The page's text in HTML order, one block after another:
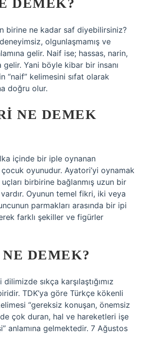
DEMEK?
birine ne kadar saf diyebilirsiniz?
olgunlaşmamış ve
gelir. Naif ise; hassas, narin,
gelir. Yani böyle kibar bir insanı
“naif” kelimesini sıfat olarak
doğru olur.
NE DEMEK
içinde bir iple oynanan
oyunudur. Ayatori’yi oynamak
birbirine bağlanmış uzun bir
vardır. Oyunun temel fikri, iki veya
parmakları arasında bir ipi
farklı şekiller ve figürler
DEMEK?
sıkça karşılaştığımız
TDK’ya göre Türkçe kökenli
“gereksiz konuşan, önemsiz
çok duran, hal ve hareketleri işe
anlamına gelmektedir. 7 Ağustos